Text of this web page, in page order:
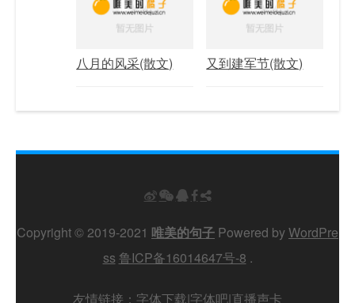
八月的风采(散文) 又到建军节(散文)
Copyright © 2019-2021 唯美的句子 Powered byWordPre
ss 鲁ICP备16014647号-8 .
友情链接： 字体下载|字体吧|直播声卡